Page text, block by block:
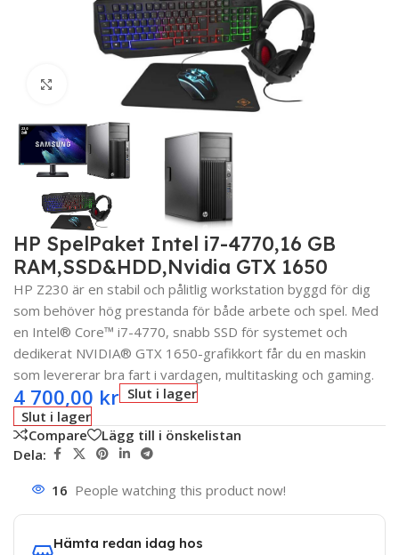
Click to enlarge
HP SpelPaket Intel i7-4770,16 GB
RAM,SSD&HDD,Nvidia GTX 1650
HP Z230 är en stabil och pålitlig workstation byggd för dig
som behöver hög prestanda för både arbete och spel. Med
en Intel® Core™ i7-4770, snabb SSD för systemet och
dedikerat NVIDIA® GTX 1650-grafikkort får du en maskin
som levererar bra fart i vardagen, multitasking och gaming.
4 700,00 kr Slut i lager
Slut i lager
Compare
Lägg till i önskelistan
Dela:
16 People watching this product now!
Hämta redan idag hos